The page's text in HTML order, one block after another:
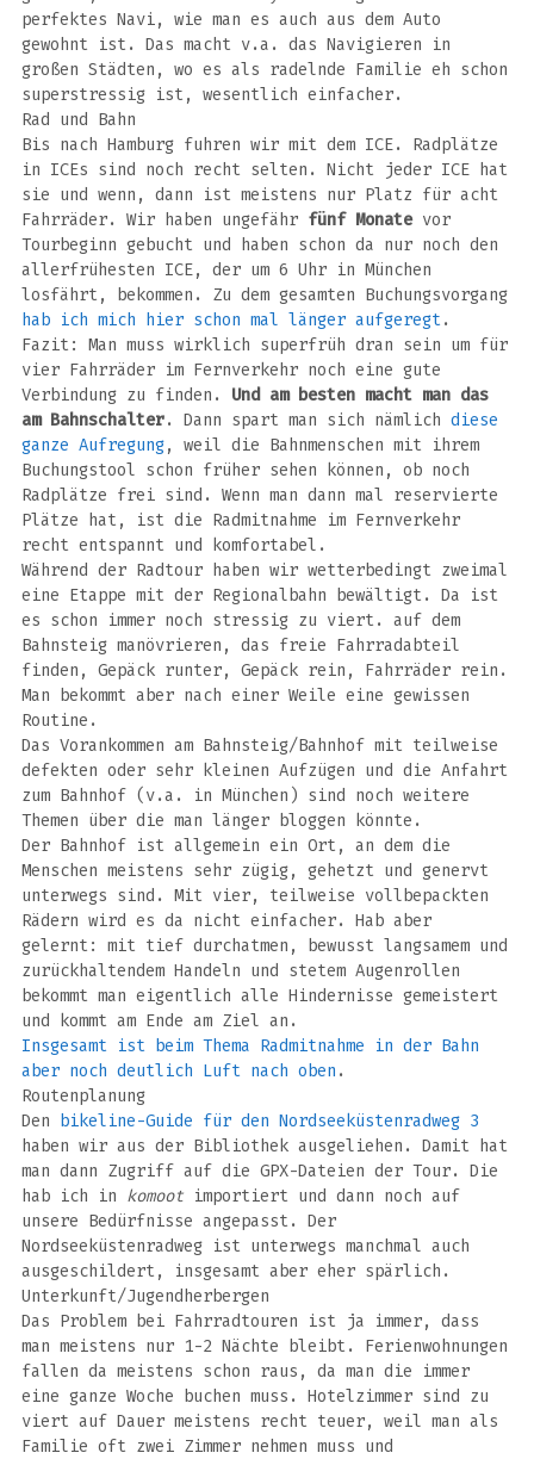
perfektes Navi, wie man es auch aus dem Auto
gewohnt ist. Das macht v.a. das Navigieren in
großen Städten, wo es als radelnde Familie eh schon
superstressig ist, wesentlich einfacher.
Rad und Bahn
Bis nach Hamburg fuhren wir mit dem ICE. Radplätze
in ICEs sind noch recht selten. Nicht jeder ICE hat
sie und wenn, dann ist meistens nur Platz für acht
Fahrräder. Wir haben ungefähr fünf Monatevor
Tourbeginn gebucht und haben schon da nur noch den
allerfrühesten ICE, der um 6 Uhr in München
losfährt, bekommen. Zu dem gesamten Buchungsvorgang
hab ich mich hier schon mal länger aufgeregt.
Fazit: Man muss wirklich superfrüh dran sein um für
vier Fahrräder im Fernverkehr noch eine gute
Verbindung zu finden. Und am besten macht man das
am Bahnschalter. Dann spart man sich nämlich diese
ganze Aufregung, weil die Bahnmenschen mit ihrem
Buchungstool schon früher sehen können, ob noch
Radplätze frei sind. Wenn man dann mal reservierte
Plätze hat, ist die Radmitnahme im Fernverkehr
recht entspannt und komfortabel.
Während der Radtour haben wir wetterbedingt zweimal
eine Etappe mit der Regionalbahn bewältigt. Da ist
es schon immer noch stressig zu viert. auf dem
Bahnsteig manövrieren, das freie Fahrradabteil
finden, Gepäck runter, Gepäck rein, Fahrräder rein.
Man bekommt aber nach einer Weile eine gewissen
Routine.
Das Vorankommen am Bahnsteig/Bahnhof mit teilweise
defekten oder sehr kleinen Aufzügen und die Anfahrt
zum Bahnhof (v.a. in München) sind noch weitere
Themen über die man länger bloggen könnte.
Der Bahnhof ist allgemein ein Ort, an dem die
Menschen meistens sehr zügig, gehetzt und genervt
unterwegs sind. Mit vier, teilweise vollbepackten
Rädern wird es da nicht einfacher. Hab aber
gelernt: mit tief durchatmen, bewusst langsamem und
zurückhaltendem Handeln und stetem Augenrollen
bekommt man eigentlich alle Hindernisse gemeistert
und kommt am Ende am Ziel an.
Insgesamt ist beim Thema Radmitnahme in der Bahn
aber noch deutlich Luft nach oben .
Routenplanung
Den
bikeline-Guide für den Nordseeküstenradweg 3
haben wir aus der Bibliothek ausgeliehen. Damit hat
man dann Zugriff auf die GPX-Dateien der Tour. Die
hab ich in komootimportiert und dann noch auf
unsere Bedürfnisse angepasst. Der
Nordseeküstenradweg ist unterwegs manchmal auch
ausgeschildert, insgesamt aber eher spärlich.
Unterkunft/Jugendherbergen
Das Problem bei Fahrradtouren ist ja immer, dass
man meistens nur 1-2 Nächte bleibt. Ferienwohnungen
fallen da meistens schon raus, da man die immer
eine ganze Woche buchen muss. Hotelzimmer sind zu
viert auf Dauer meistens recht teuer, weil man als
Familie oft zwei Zimmer nehmen muss und